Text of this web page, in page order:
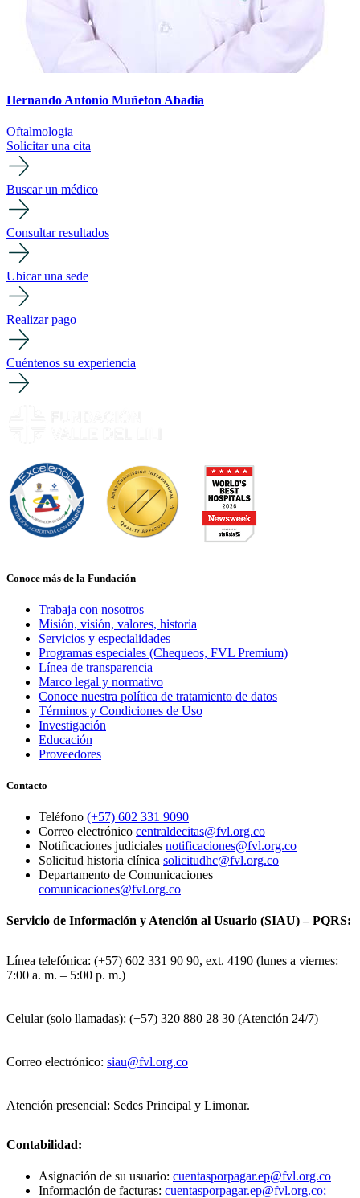
Hernando Antonio Muñeton Abadia
Oftalmologia
Solicitar una cita
Buscar un médico
Consultar resultados
Ubicar una sede
Realizar pago
Cuéntenos su experiencia
Conoce más de la Fundación
Trabaja con nosotros
Misión, visión, valores, historia
Servicios y especialidades
Programas especiales (Chequeos, FVL Premium)
Línea de transparencia
Marco legal y normativo
Conoce nuestra política de tratamiento de datos
Términos y Condiciones de Uso
Investigación
Educación
Proveedores
Contacto
Teléfono (+57) 602 331 9090
Correo electrónico centraldecitas@fvl.org.co
Notificaciones judiciales notificaciones@fvl.org.co
Solicitud historia clínica solicitudhc@fvl.org.co
Departamento de Comunicaciones
comunicaciones@fvl.org.co
Servicio de Información y Atención al Usuario (SIAU) – PQRS:
Línea telefónica: (+57) 602 331 90 90, ext. 4190 (lunes a viernes:
7:00 a. m. – 5:00 p. m.)
Celular (solo llamadas): (+57) 320 880 28 30 (Atención 24/7)
Correo electrónico: siau@fvl.org.co
Atención presencial: Sedes Principal y Limonar.
Contabilidad:
Asignación de su usuario: cuentasporpagar.ep@fvl.org.co
Información de facturas: cuentasporpagar.ep@fvl.org.co;